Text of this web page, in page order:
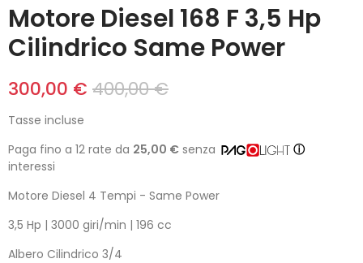
Motore Diesel 168 F 3,5 Hp
Cilindrico Same Power
300,00 € 400,00 €
Tasse incluse
Paga fino a 12 rate da 25,00 € senza
interessi
ⓘ
Motore Diesel 4 Tempi - Same Power
3,5 Hp | 3000 giri/min | 196 cc
Albero Cilindrico 3/4